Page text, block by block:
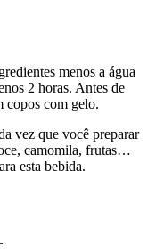
menos a água
2 horas. Antes de
copos com gelo.
vez que você preparar
camomila, frutas…
esta bebida.